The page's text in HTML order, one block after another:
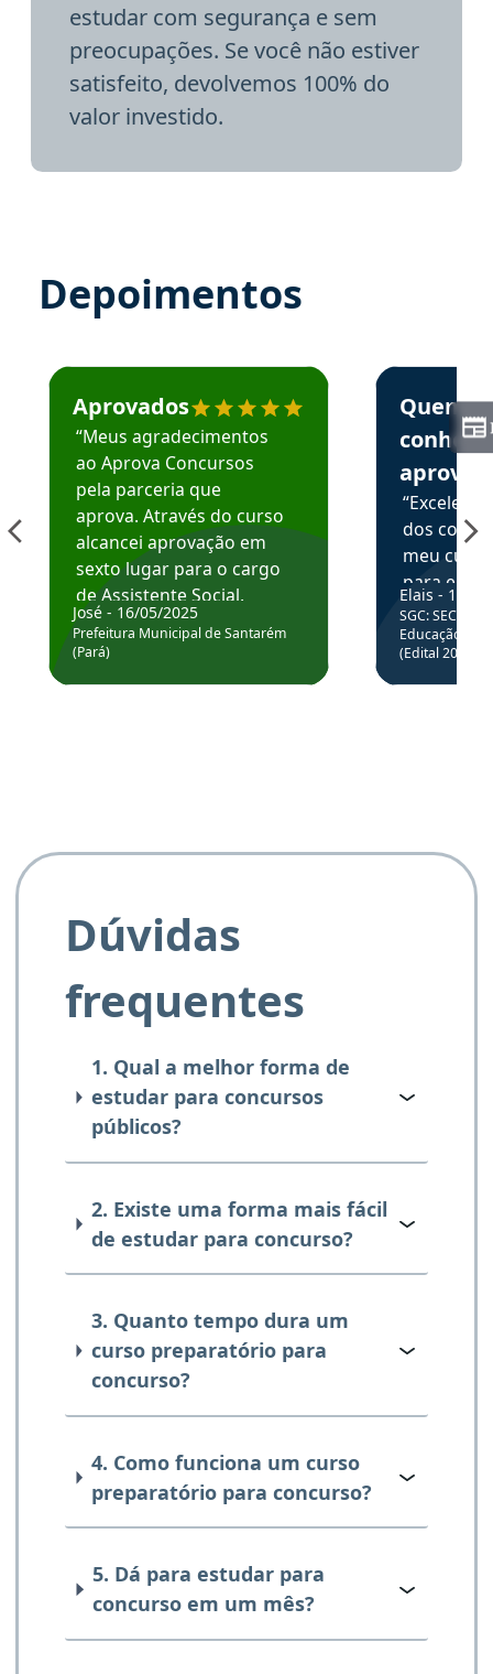
estudar com segurança e sem
preocupações. Se você não estiver
satisfeito, devolvemos 100% do
valor investido.
Depoimentos
Estudante José recomenda o Aprova Concursos em
Aprovados
“Meus agradecimentos
ao Aprova Concursos
pela parceria que
aprova. Através do curso
alcancei aprovação em
sexto lugar para o cargo
de Assistente Social.
Hoje estou atuando na
Prefeitura de Santarém.
José - 16/05/2025
Prefeitura Municipal de Santarém
(Pará)
Estudante
Quem
aprova
dos
meu
para
colocar
através
de
Elais - 15/
SGC: SEC BA
Educação
(Edital
Dúvidas
frequentes
1. Qual a melhor forma de
estudar para concursos
públicos?
2. Existe uma forma mais fácil
de estudar para concurso?
3. Quanto tempo dura um
curso preparatório para
concurso?
4. Como funciona um curso
preparatório para concurso?
5. Dá para estudar para
concurso em um mês?